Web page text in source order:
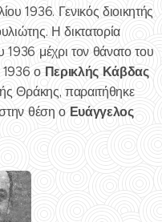
1936. Γενικός διοικητής
Η δικτατορία
1936 μέχρι τον θάνατο του
1936 ο Περικλής Κάβδας
Θράκης, παραιτήθηκε
θέση ο Ευάγγελος